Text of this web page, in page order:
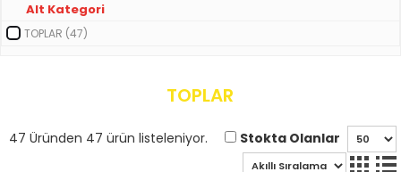
Alt Kategori
TOPLAR (47)
TOPLAR
47 Üründen 47 ürün listeleniyor. Stokta Olanlar